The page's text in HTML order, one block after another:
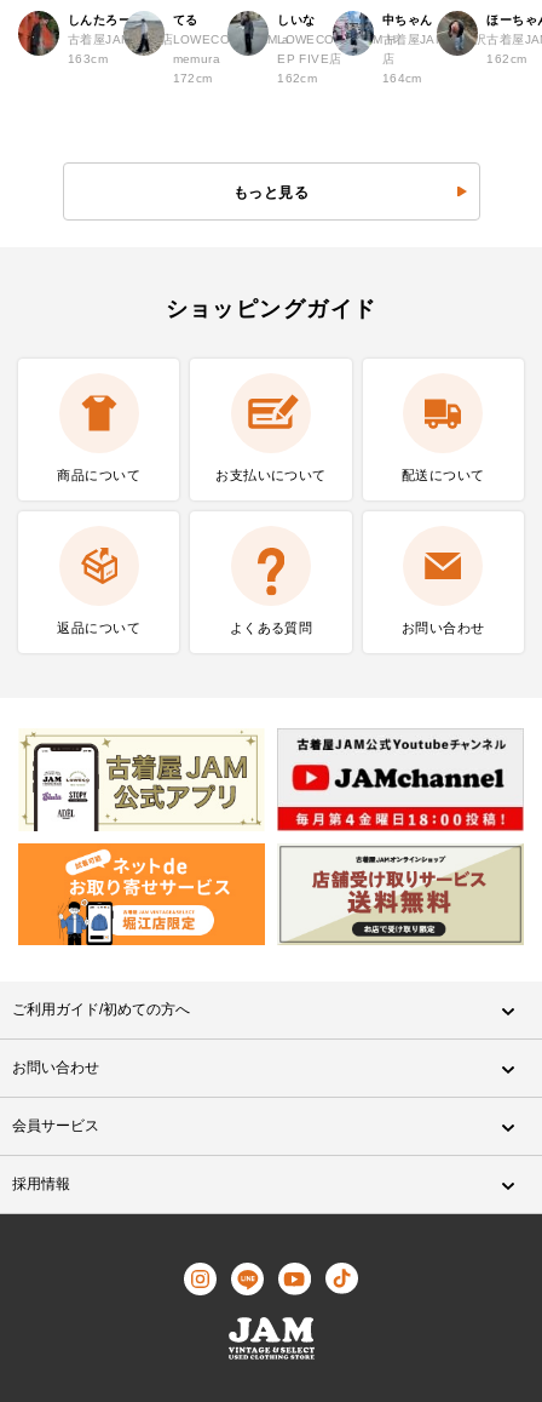
しんたろー
古着屋JAM 仙台店
163cm
てる
LOWECO by JAM a
memura
172cm
しいな
LOWECO by JAM H
EP FIVE店
162cm
中ちゃん
古着屋JAM 下北沢
店
164cm
ほーちゃ
古着屋
162cm
もっと見る
ショッピングガイド
商品について お支払いについて 配送について
返品について よくある質問 お問い合わせ
ご利用ガイド/初めての方へ
お問い合わせ
会員サービス
採用情報